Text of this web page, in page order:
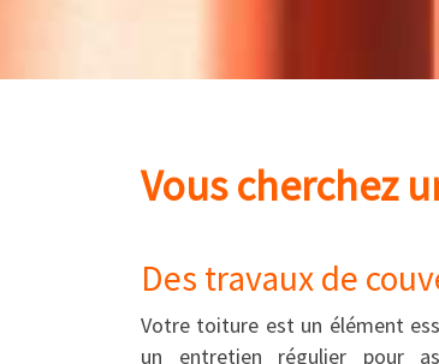
Vous cherchez
Des travaux de
Votre toiture est un élément
un entretien régulier pour